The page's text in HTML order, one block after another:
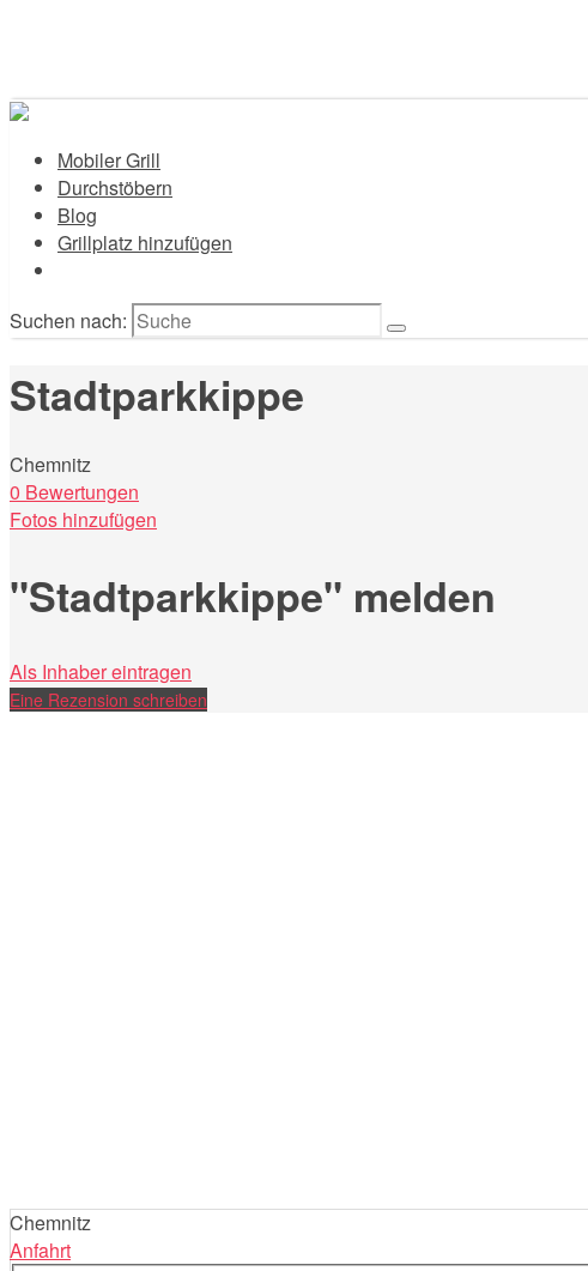
Mobiler Grill
Durchstöbern
Blog
Grillplatz hinzufügen
Suchen nach:
Stadtparkkippe
Chemnitz
0 Bewertungen
Fotos hinzufügen
"Stadtparkkippe" melden
Als Inhaber eintragen
Eine Rezension schreiben
Chemnitz
Anfahrt